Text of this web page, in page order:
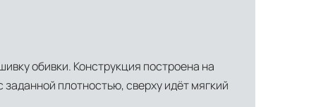
обивки. Конструкция построена на
плотностью, сверху идёт мягкий